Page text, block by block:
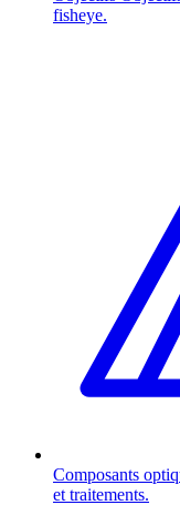
fisheye.
Composants
et traitements.